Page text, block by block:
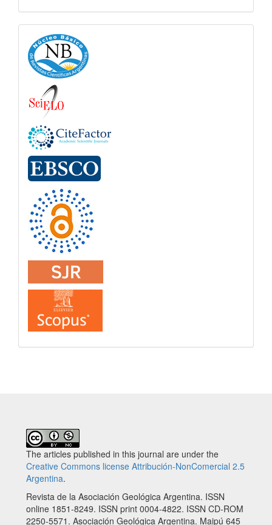
The articles published in this journal are under the
Creative Commons license Attribución-NonComercial 2.5
Argentina.
Revista de la Asociación Geológica Argentina. ISSN
online 1851-8249. ISSN print 0004-4822. ISSN CD-ROM
2250-5571. Asociación Geológica Argentina. Maipú 645